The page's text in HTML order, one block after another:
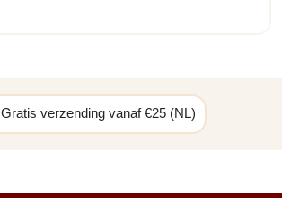
Gratis verzending vanaf €25 (NL)